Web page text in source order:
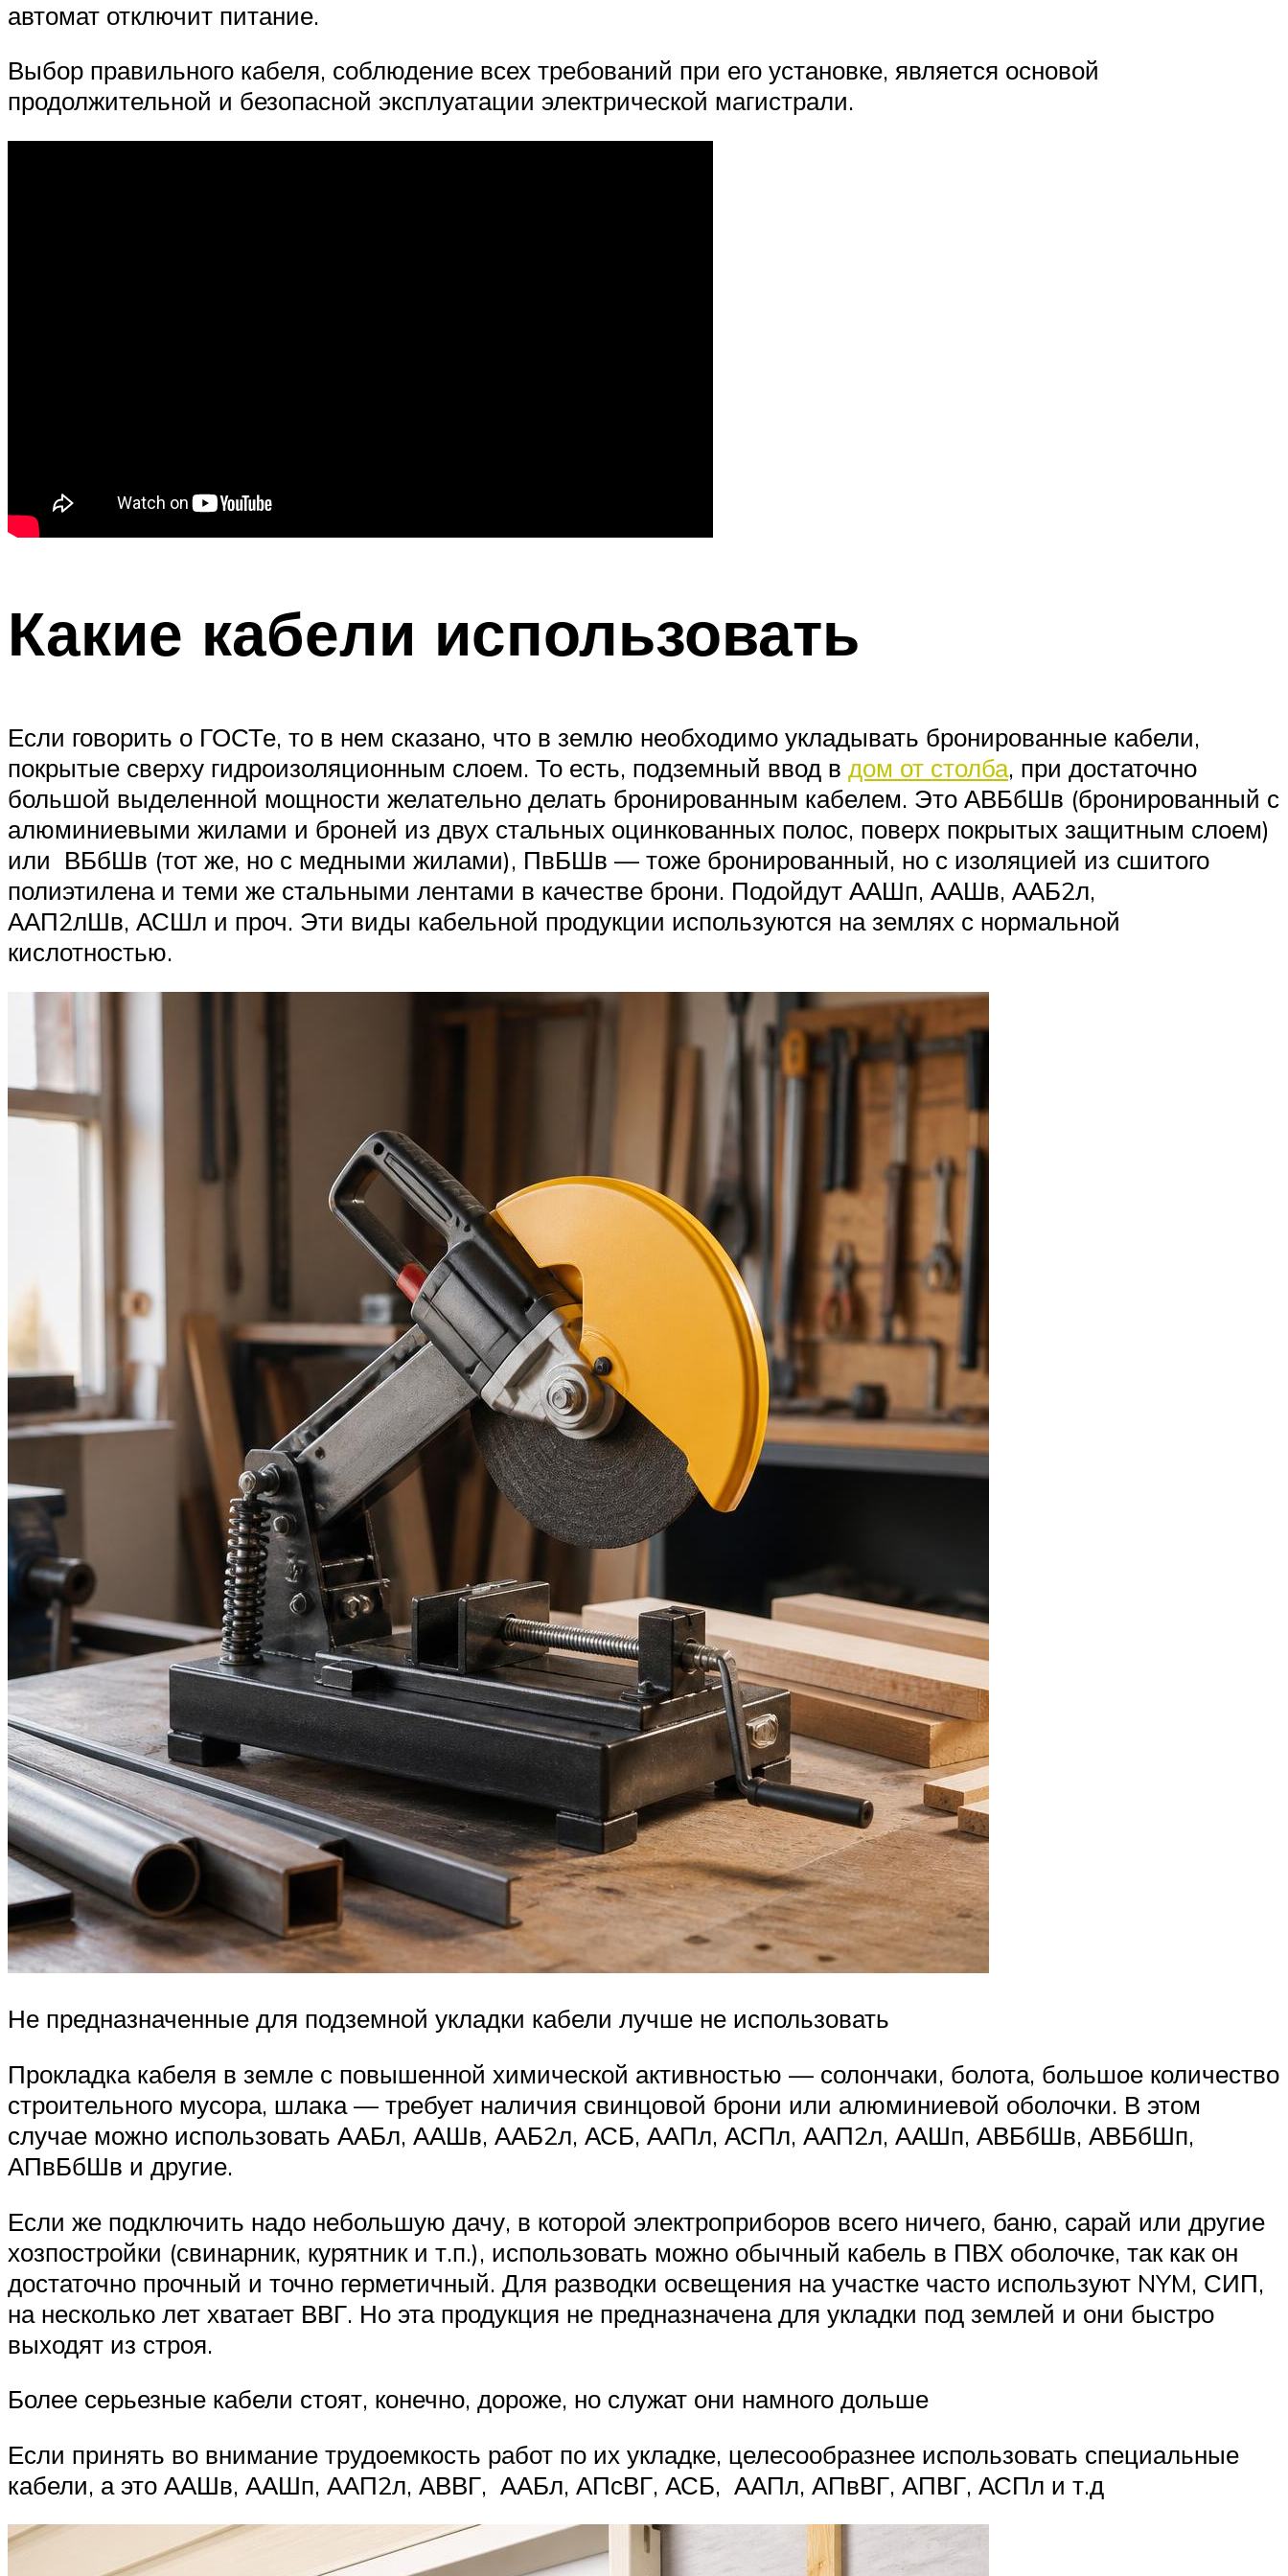
автомат отключит питание.
Выбор правильного кабеля, соблюдение всех требований при его установке, является основой
продолжительной и безопасной эксплуатации электрической магистрали.
Какие кабели использовать
Если говорить о ГОСТе, то в нем сказано, что в землю необходимо укладывать бронированные кабели,
покрытые сверху гидроизоляционным слоем. То есть, подземный ввод в дом от столба, при достаточно
большой выделенной мощности желательно делать бронированным кабелем. Это АВБбШв (бронированный с
алюминиевыми жилами и броней из двух стальных оцинкованных полос, поверх покрытых защитным слоем)
или ВБбШв (тот же, но с медными жилами), ПвБШв — тоже бронированный, но с изоляцией из сшитого
полиэтилена и теми же стальными лентами в качестве брони. Подойдут ААШп, ААШв, ААБ2л,
ААП2лШв, АСШл и проч. Эти виды кабельной продукции используются на землях с нормальной
кислотностью.
Не предназначенные для подземной укладки кабели лучше не использовать
Прокладка кабеля в земле с повышенной химической активностью — солончаки, болота, большое количество
строительного мусора, шлака — требует наличия свинцовой брони или алюминиевой оболочки. В этом
случае можно использовать ААБл, ААШв, ААБ2л, АСБ, ААПл, АСПл, ААП2л, ААШп, АВБбШв, АВБбШп,
АПвБбШв и другие.
Если же подключить надо небольшую дачу, в которой электроприборов всего ничего, баню, сарай или другие
хозпостройки (свинарник, курятник и т.п.), использовать можно обычный кабель в ПВХ оболочке, так как он
достаточно прочный и точно герметичный. Для разводки освещения на участке часто используют NYM, СИП,
на несколько лет хватает ВВГ. Но эта продукция не предназначена для укладки под землей и они быстро
выходят из строя.
Более серьезные кабели стоят, конечно, дороже, но служат они намного дольше
Если принять во внимание трудоемкость работ по их укладке, целесообразнее использовать специальные
кабели, а это ААШв, ААШп, ААП2л, АВВГ, ААБл, АПсВГ, АСБ, ААПл, АПвВГ, АПВГ, АСПл и т.д